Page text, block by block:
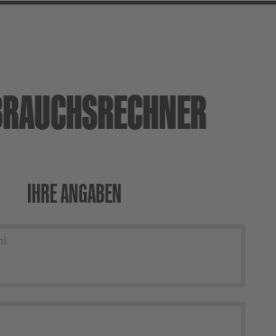
IHRE ANGABEN